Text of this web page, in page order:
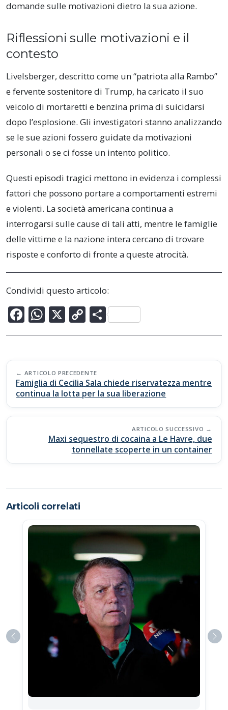
domande sulle motivazioni dietro la sua azione.
Riflessioni sulle motivazioni e il
contesto
Livelsberger, descritto come un “patriota alla Rambo”
e fervente sostenitore di Trump, ha caricato il suo
veicolo di mortaretti e benzina prima di suicidarsi
dopo l’esplosione. Gli investigatori stanno analizzando
se le sue azioni fossero guidate da motivazioni
personali o se ci fosse un intento politico.
Questi episodi tragici mettono in evidenza i complessi
fattori che possono portare a comportamenti estremi
e violenti. La società americana continua a
interrogarsi sulle cause di tali atti, mentre le famiglie
delle vittime e la nazione intera cercano di trovare
risposte e conforto di fronte a queste atrocità.
Condividi questo articolo:
F
ac
b
o
o
k
W
h
s
A
p
p
X C
o
y
Li
n
k
C
o
di
vi
di
Post
navigation
ARTICOLO PRECEDENTE
Famiglia di Cecilia Sala chiede riservatezza mentre
continua la lotta per la sua liberazione
ARTICOLO SUCCESSIVO
Maxi sequestro di cocaina a Le Havre, due
tonnellate scoperte in un container
Articoli correlati